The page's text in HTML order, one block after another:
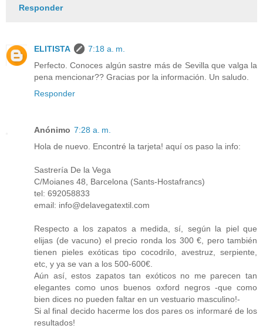
Responder
ELITISTA
7:18 a. m.
Perfecto. Conoces algún sastre más de Sevilla que valga la
pena mencionar?? Gracias por la información. Un saludo.
Responder
Anónimo 7:28 a. m.
Hola de nuevo. Encontré la tarjeta! aquí os paso la info:
Sastrería De la Vega
C/Moianes 48, Barcelona (Sants-Hostafrancs)
tel: 692058833
email: info@delavegatextil.com
Respecto a los zapatos a medida, sí, según la piel que
elijas (de vacuno) el precio ronda los 300 €, pero también
tienen pieles exóticas tipo cocodrilo, avestruz, serpiente,
etc, y ya se van a los 500-600€.
Aún así, estos zapatos tan exóticos no me parecen tan
elegantes como unos buenos oxford negros -que como
bien dices no pueden faltar en un vestuario masculino!-
Si al final decido hacerme los dos pares os informaré de los
resultados!